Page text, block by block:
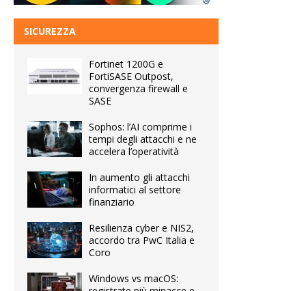
SICUREZZA
Fortinet 1200G e
FortiSASE Outpost,
convergenza firewall e
SASE
Sophos: l’AI comprime i
tempi degli attacchi e ne
accelera l’operatività
In aumento gli attacchi
informatici al settore
finanziario
Resilienza cyber e NIS2,
accordo tra PwC Italia e
Coro
Windows vs macOS: